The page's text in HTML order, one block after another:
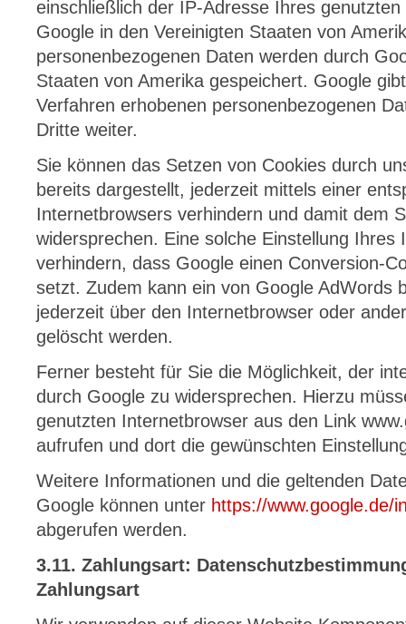
einschließlich der IP-Adresse Ihres
Google in den Vereinigten Staaten von
personenbezogenen Daten werden durch
Staaten von Amerika gespeichert. Google
Verfahren erhobenen personenbezogenen
Dritte weiter.
Sie können das Setzen von Cookies durch
bereits dargestellt, jederzeit mittels einer
Internetbrowsers verhindern und damit dem
widersprechen. Eine solche Einstellung Ihres
verhindern, dass Google einen Conversion-
setzt. Zudem kann ein von Google AdWords
jederzeit über den Internetbrowser oder
gelöscht werden.
Ferner besteht für Sie die Möglichkeit, der
durch Google zu widersprechen. Hierzu
genutzten Internetbrowser aus den Link
aufrufen und dort die gewünschten
Weitere Informationen und die geltenden
Google können unter https://www.google.de/
abgerufen werden.
3.11. Zahlungsart:
Zahlungsart